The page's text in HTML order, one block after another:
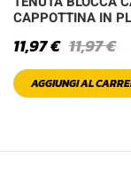
CAPPOTTINA IN
11,97€
11,97€
AGGIUNGI AL